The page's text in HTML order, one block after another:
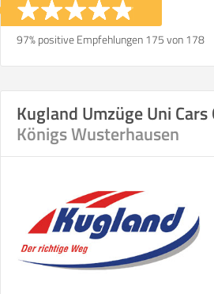
97% positive Empfehlungen 175 von 178
Kugland Umzüge Uni Cars
Königs Wusterhausen